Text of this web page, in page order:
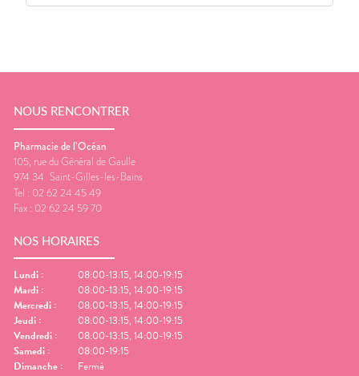
NOUS RENCONTRER
Pharmacie de l’Océan
105, rue du Général de Gaulle
974 34 Saint-Gilles-les-Bains
Tel : 02 62 24 45 49
Fax : 02 62 24 59 70
NOS HORAIRES
Lundi :
08:00-13:15, 14:00-19:15
Mardi :
08:00-13:15, 14:00-19:15
Mercredi :
08:00-13:15, 14:00-19:15
Jeudi :
08:00-13:15, 14:00-19:15
Vendredi :
08:00-13:15, 14:00-19:15
Samedi :
08:00-19:15
Dimanche : Fermé